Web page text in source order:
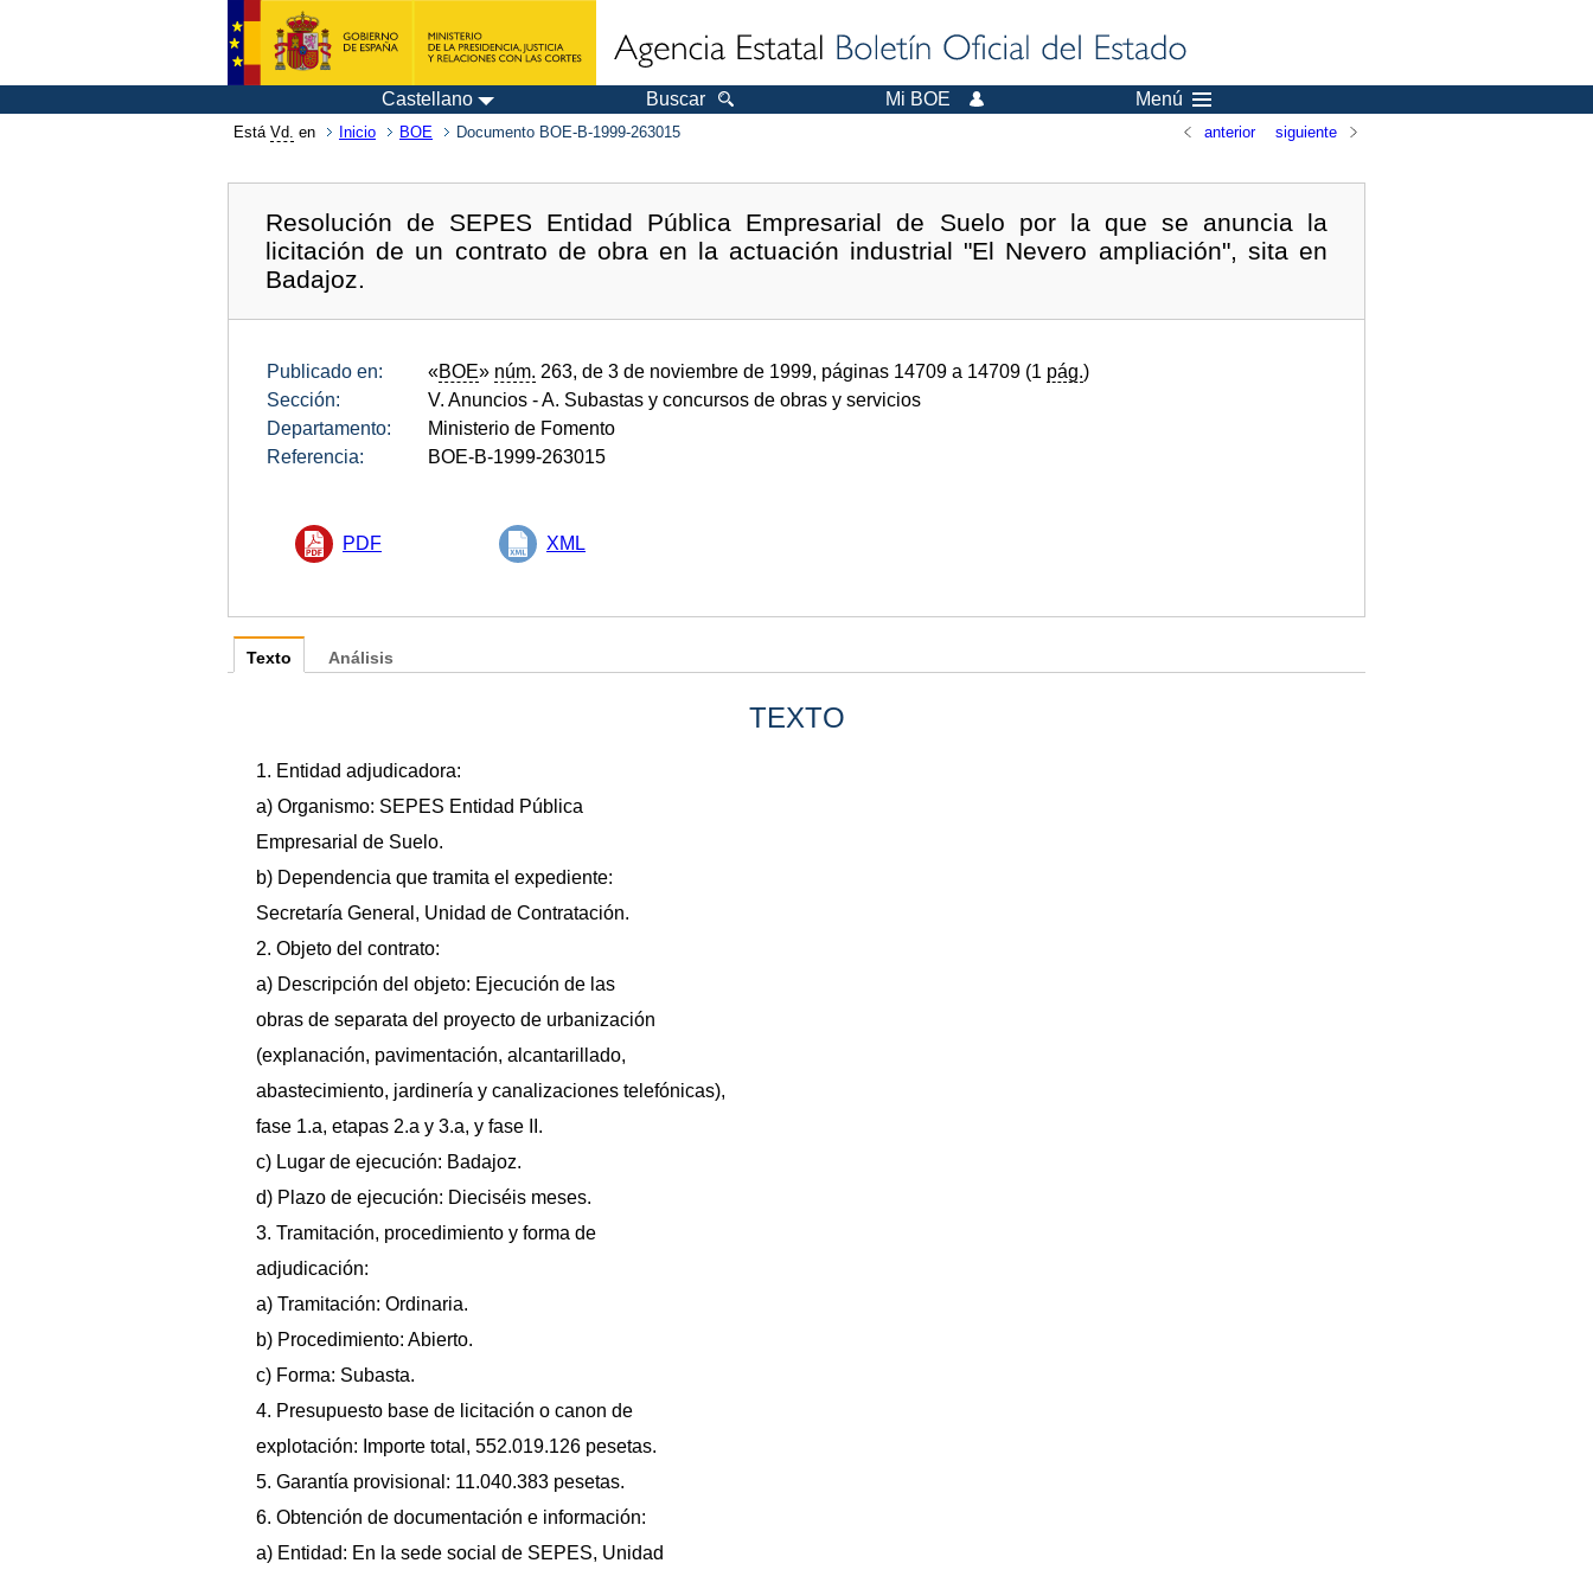
Castellano Buscar Mi BOE Menú
Está Vd. en Inicio BOE Documento BOE-B-1999-263015 anterior siguiente
Resolución de SEPES Entidad Pública Empresarial de Suelo por la que se anuncia la
licitación de un contrato de obra en la actuación industrial "El Nevero ampliación", sita en
Badajoz.
Publicado en: «BOE» núm. 263, de 3 de noviembre de 1999, páginas 14709 a 14709 (1 pág.)
Sección:
V. Anuncios - A. Subastas y concursos de obras y servicios
Departamento:
Ministerio de Fomento
Referencia:
BOE-B-1999-263015
PDF XML
Texto
TEXTO
1. Entidad adjudicadora:
a) Organismo: SEPES Entidad Pública
Empresarial de Suelo.
b) Dependencia que tramita el expediente:
Secretaría General, Unidad de Contratación.
2. Objeto del contrato:
a) Descripción del objeto: Ejecución de las
obras de separata del proyecto de urbanización
(explanación, pavimentación, alcantarillado,
abastecimiento, jardinería y canalizaciones telefónicas),
fase 1.a, etapas 2.a y 3.a, y fase II.
c) Lugar de ejecución: Badajoz.
d) Plazo de ejecución: Dieciséis meses.
3. Tramitación, procedimiento y forma de
adjudicación:
a) Tramitación: Ordinaria.
b) Procedimiento: Abierto.
c) Forma: Subasta.
4. Presupuesto base de licitación o canon de
explotación: Importe total, 552.019.126 pesetas.
5. Garantía provisional: 11.040.383 pesetas.
6. Obtención de documentación e información:
a) Entidad: En la sede social de SEPES, Unidad
Análisis